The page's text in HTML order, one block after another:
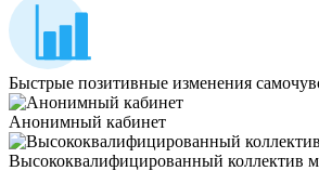
Быстрые позитивные изменения
Анонимный кабинет
Высококвалифицированный коллектив